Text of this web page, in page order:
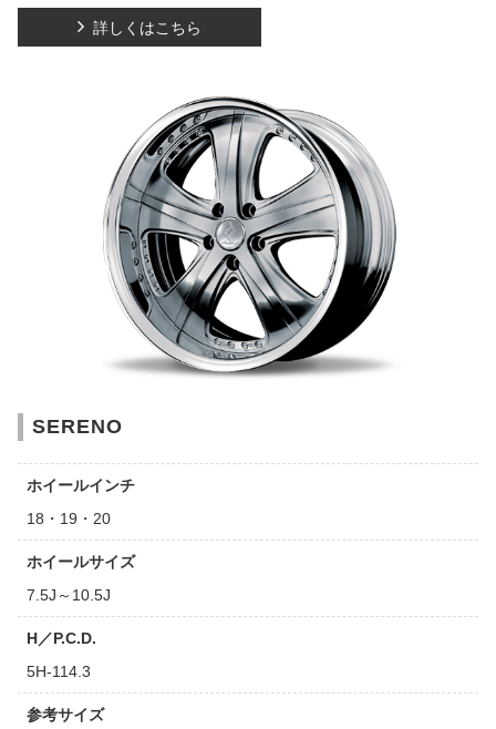
詳しくはこちら
SERENO
ホイールインチ
18・19・20
ホイールサイズ
7.5J～10.5J
H／P.C.D.
5H-114.3
参考サイズ